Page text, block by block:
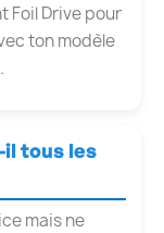
Foil Drive pour
ton modèle
tous les
mais ne